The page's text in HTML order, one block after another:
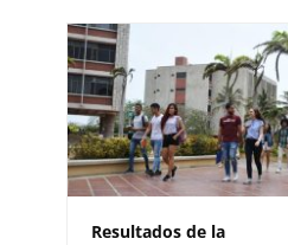
Resultados de la